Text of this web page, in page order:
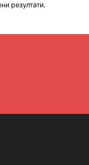
резултати.